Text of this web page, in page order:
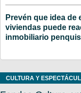
Prevén que idea de
viviendas puede
inmobiliario
CULTURA Y